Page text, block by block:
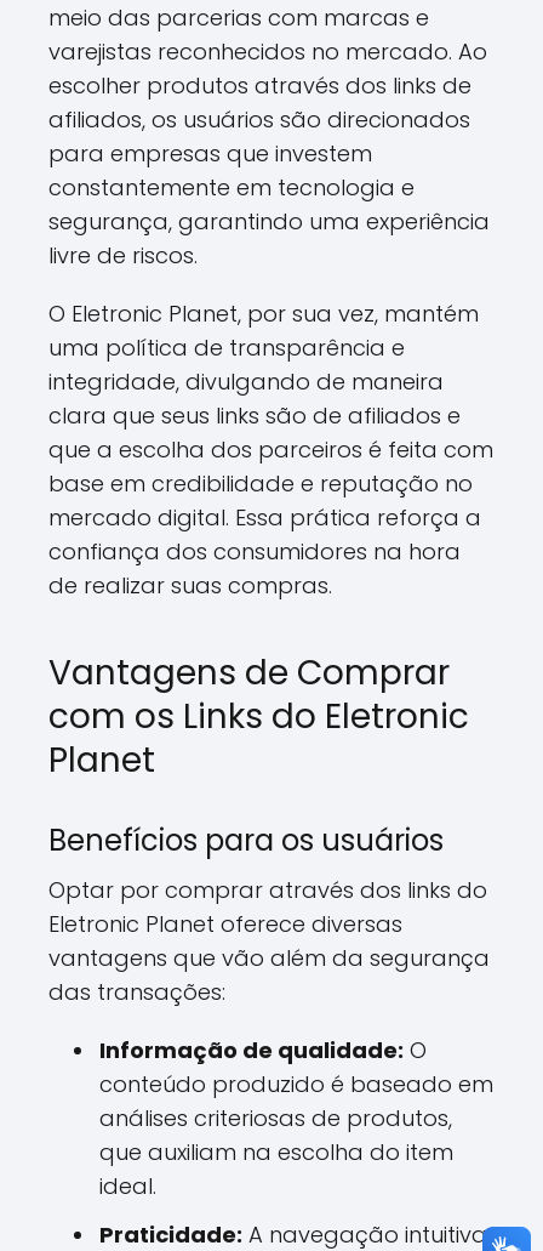
meio das parcerias com marcas e
varejistas reconhecidos no mercado. Ao
escolher produtos através dos links de
afiliados, os usuários são direcionados
para empresas que investem
constantemente em tecnologia e
segurança, garantindo uma experiência
livre de riscos.
O Eletronic Planet, por sua vez, mantém
uma política de transparência e
integridade, divulgando de maneira
clara que seus links são de afiliados e
que a escolha dos parceiros é feita com
base em credibilidade e reputação no
mercado digital. Essa prática reforça a
confiança dos consumidores na hora
de realizar suas compras.
Vantagens de Comprar
com os Links do Eletronic
Planet
Benefícios para os usuários
Optar por comprar através dos links do
Eletronic Planet oferece diversas
vantagens que vão além da segurança
das transações:
Informação de qualidade: O
conteúdo produzido é baseado em
análises criteriosas de produtos,
que auxiliam na escolha do item
ideal.
Praticidade: A navegação intuitiva